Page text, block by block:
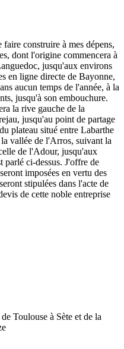
faire construire à mes dépens,
dont l'origine commencera à
jusqu'aux environs
en ligne directe de Bayonne,
aucun temps de l'année, à la
jusqu'à son embouchure.
la rive gauche de la
jusqu'au point de partage
plateau situé entre Labarthe
vallée de l'Arros, suivant la
de l'Adour, jusqu'aux
ci-dessus. J'offre de
imposées en vertu des
stipulées dans l'acte de
de cette noble entreprise
Toulouse à Sète et de la